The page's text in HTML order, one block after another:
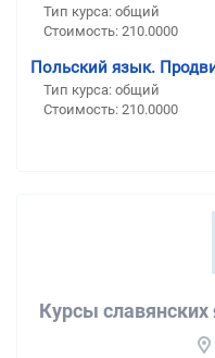
Тип курса: общий
Стоимость: 210.0000
Польский язык.
Тип курса: общий
Стоимость: 210.0000
Курсы славянских